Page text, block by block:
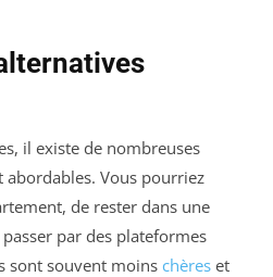
il existe de nombreuses
abordables. Vous pourriez
de rester dans une
par des plateformes
sont souvent moins chères et